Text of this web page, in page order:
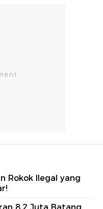
Rokok Ilegal yang